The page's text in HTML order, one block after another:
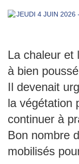
La chaleur et
à bien
Il devenait
la végétation
continuer à
Bon nombre
mobilisés